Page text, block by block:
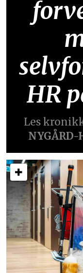
HR
Les
NYGÅRD-